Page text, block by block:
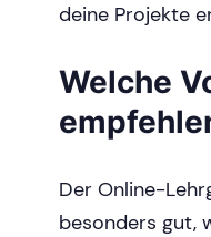
deine Projekte
Welche
Der Online-
besonders gut,